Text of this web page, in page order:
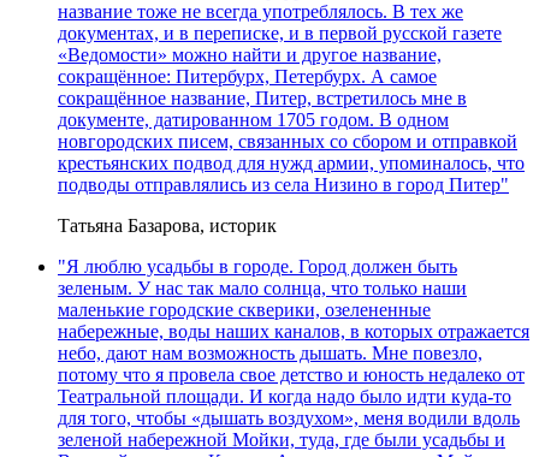
название тоже не всегда употреблялось. В тех же
документах, и в переписке, и в первой русской газете
«Ведомости» можно найти и другое название,
сокращённое: Питербурх, Петербурх. А самое
сокращённое название, Питер, встретилось мне в
документе, датированном 1705 годом. В одном
новгородских писем, связанных со сбором и отправкой
крестьянских подвод для нужд армии, упоминалось, что
подводы отправлялись из села Низино в город Питер"
Татьяна Базарова, историк
"Я люблю усадьбы в городе. Город должен быть
зеленым. У нас так мало солнца, что только наши
маленькие городские скверики, озелененные
набережные, воды наших каналов, в которых отражается
небо, дают нам возможность дышать. Мне повезло,
потому что я провела свое детство и юность недалеко от
Театральной площади. И когда надо было идти куда-то
для того, чтобы «дышать воздухом», меня водили вдоль
зеленой набережной Мойки, туда, где были усадьбы и